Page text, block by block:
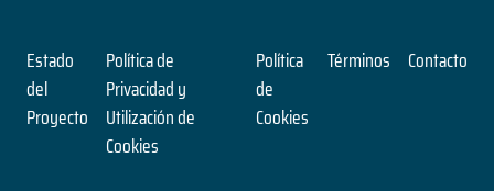
Estado
del
Proyecto
Política de
Privacidad y
Utilización de
Cookies
Política
de
Cookies
Términos Contacto